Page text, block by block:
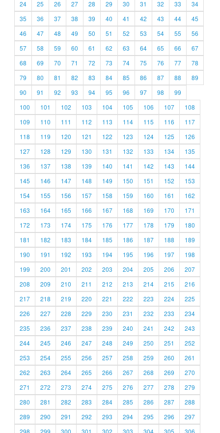
24
25 26 27 28 29 30 31 32 33
34
35
36 37 38 39 40 41 42 43 44
45
46
47 48 49 50 51 52 53 54 55
56
57
58 59 60 61 62 63 64 65 66
67
68
69 70 71 72 73 74 75 76 77
78
79
80 81 82 83 84 85 86 87 88
89
90
91 92 93 94 95 96 97 98
99
100
101 102 103 104 105 106 107
108
109
110 111 112 113 114 115 116
117
118
119 120 121 122 123 124 125
126
127
128 129 130 131 132 133 134
135
136
137 138 139 140 141 142 143
144
145
146 147 148 149 150 151 152
153
154
155 156 157 158 159 160 161
162
163
164 165 166 167 168 169 170
171
172
173 174 175 176 177 178 179
180
181
182 183 184 185 186 187 188
189
190
191 192 193 194 195 196 197
198
199
200 201 202 203 204 205 206
207
208
209 210 211 212 213 214 215
216
217
218 219 220 221 222 223 224
225
226
227 228 229 230 231 232 233
234
235
236 237 238 239 240 241 242
243
244
245 246 247 248 249 250 251
252
253
254 255 256 257 258 259 260
261
262
263 264 265 266 267 268 269
270
271
272 273 274 275 276 277 278
279
280
281 282 283 284 285 286 287
288
289
290 291 292 293 294 295 296
297
298
299 300 301 302 303 304 305 306